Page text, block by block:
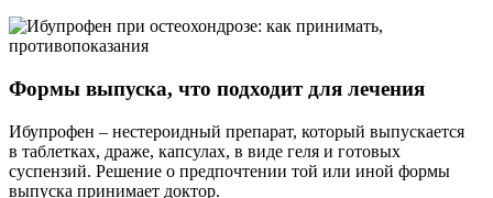
Формы выпуска, что подходит для лечения
Ибупрофен – нестероидный препарат, который выпускается
в таблетках, драже, капсулах, в виде геля и готовых
суспензий. Решение о предпочтении той или иной формы
выпуска принимает доктор.